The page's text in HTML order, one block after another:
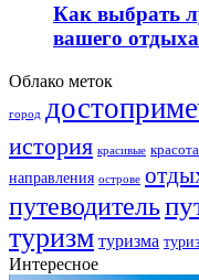
Как выбрать
вашего
Облако меток
город
история красивые красота
направления острове
путеводитель
туризм туризма
Интересное